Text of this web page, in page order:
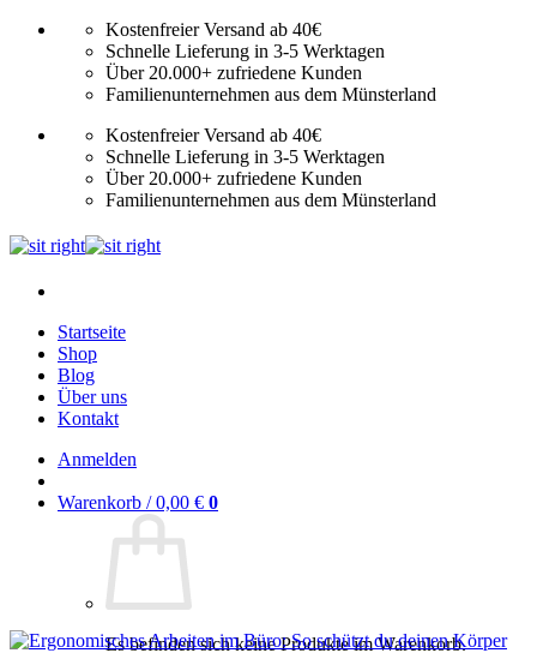
Zum
Kostenfreier Versand ab 40€
Schnelle Lieferung in 3-5 Werktagen
Über 20.000+ zufriedene Kunden
Familienunternehmen aus dem Münsterland
Kostenfreier Versand ab 40€
Schnelle Lieferung in 3-5 Werktagen
Über 20.000+ zufriedene Kunden
Familienunternehmen aus dem Münsterland
Startseite
Shop
Blog
Über uns
Kontakt
Anmelden
Warenkorb /0,00 € 0
Es befinden sich keine Produkte im Warenkorb.